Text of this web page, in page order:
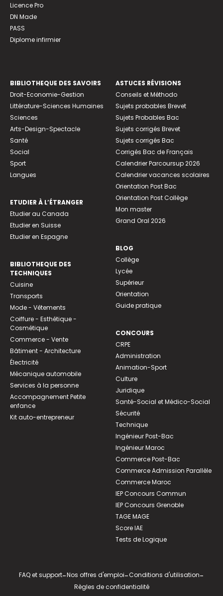
Licence Pro
DN Made
PASS
Diplome infirmier
BIBLIOTHEQUE DES SAVOIRS
Droit-Economie-Gestion
Littérature-Sciences Humaines
Sciences
Arts-Design-Spectacle
Santé
Social
Sport
Langues
ETUDIER À L’ÉTRANGER
Etudier au Canada
Etudier en Suisse
Etudier en Espagne
BIBLIOTHEQUE DES
TECHNIQUES
Cuisine
Transports
Mode - Vêtements
Coiffure - Esthétique -
Cosmétique
Commerce - Vente
Bâtiment - Architecture
Électricité
Mécanique automobile
Services à la personne
Accompagnement Petite
enfance
Kit auto-entrepreneur
ASTUCES RÉVISIONS
Conseils et Méthodo
Sujets probables Brevet
Sujets Probables Bac
Sujets corrigés Brevet
Sujets corrigés Bac
Corrigés Bac de Français
Calendrier Parcoursup 2026
Calendrier vacances scolaires
Orientation Post Bac
Orientation Post Collège
Mon master
Grand Oral 2026
BLOG
Collège
Lycée
Supérieur
Orientation
Guide pratique
CONCOURS
CRPE
Administration
Animation-Sport
Culture
Juridique
Santé-Social et Médico-Social
Sécurité
Technique
Ingénieur Post-Bac
Ingénieur Maroc
Commerce Post-Bac
Commerce Admission Parallèle
Commerce Maroc
IEP Concours Commun
IEP Concours Grenoble
TAGE MAGE
Score IAE
Tests de Logique
FAQ et support-Nos offres d'emploi-Conditions d'utilisation-
Règles de confidentialité